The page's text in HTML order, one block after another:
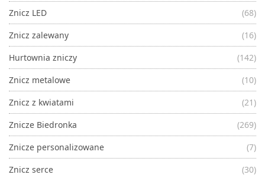
Znicz LED
(68)
Znicz zalewany
(16)
Hurtownia zniczy
(142)
Znicz metalowe
(10)
Znicz z kwiatami
(21)
Znicze Biedronka
(269)
Znicze personalizowane
(7)
Znicz serce
(30)